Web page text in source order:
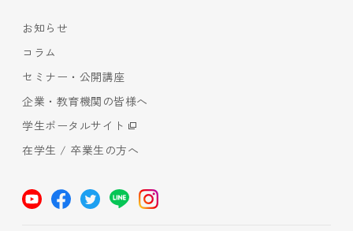
お知らせ
コラム
セミナー・公開講座
企業・教育機関の皆様へ
学生ポータルサイト
在学生 / 卒業生の方へ